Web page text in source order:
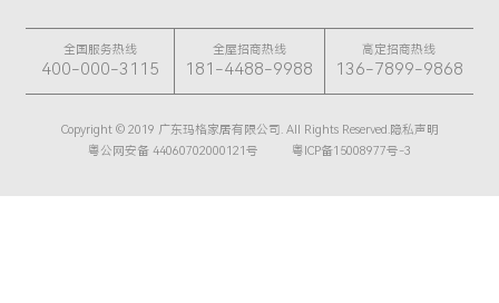
全国服务热线
400-000-3115
全屋招商热线
181-4488-9988
高定招商热线
136-7899-9868
Copyright © 2019 广东玛格家居有限公司. All Rights Reserved.隐私声明
粤公网安备 44060702000121号
粤ICP备15008977号-3